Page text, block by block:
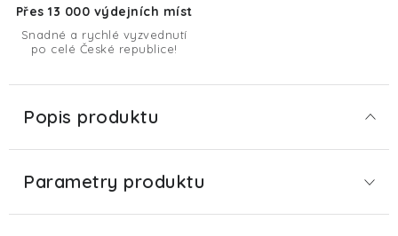
Přes 13 000 výdejních míst
Snadné a rychlé vyzvednutí
po celé České republice!
Popis produktu
Parametry produktu